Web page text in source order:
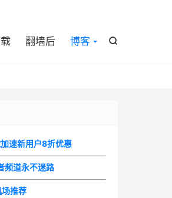

翻墙后 博客
速新用户8折优惠
频道永不迷路
推荐